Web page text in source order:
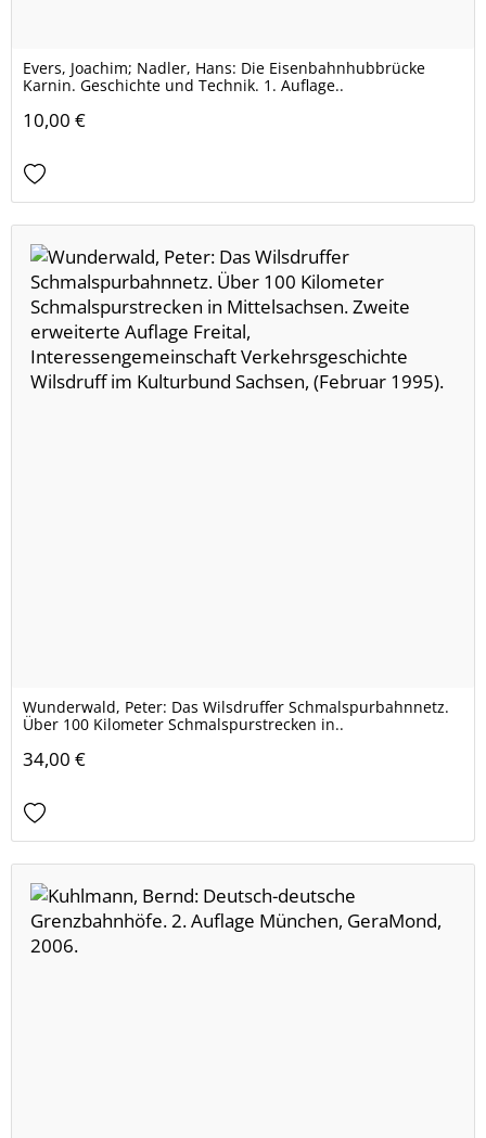
Evers, Joachim; Nadler, Hans: Die Eisenbahnhubbrücke
Karnin. Geschichte und Technik. 1. Auflage..
10,00 €
Wunderwald, Peter: Das Wilsdruffer Schmalspurbahnnetz.
Über 100 Kilometer Schmalspurstrecken in..
34,00 €